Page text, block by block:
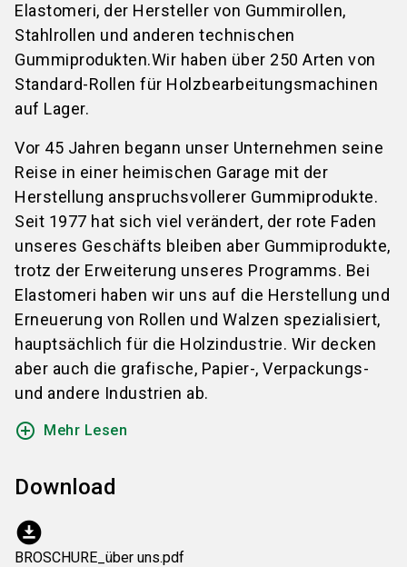
Elastomeri, der Hersteller von Gummirollen,
Stahlrollen und anderen technischen
Gummiprodukten.Wir haben über 250 Arten von
Standard-Rollen für Holzbearbeitungsmachinen
auf Lager.
Vor 45 Jahren begann unser Unternehmen seine
Reise in einer heimischen Garage mit der
Herstellung anspruchsvollerer Gummiprodukte.
Seit 1977 hat sich viel verändert, der rote Faden
unseres Geschäfts bleiben aber Gummiprodukte,
trotz der Erweiterung unseres Programms. Bei
Elastomeri haben wir uns auf die Herstellung und
Erneuerung von Rollen und Walzen spezialisiert,
hauptsächlich für die Holzindustrie. Wir decken
aber auch die grafische, Papier-, Verpackungs-
und andere Industrien ab.
add_circle_outline Mehr Lesen
Download
download_for_offline
BROSCHURE_über uns.pdf